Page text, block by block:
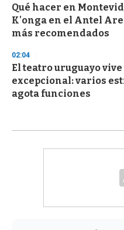
Qué hacer en
K'onga en el Antel
más recomendados
02:04
El teatro uruguayo
excepcional: varios
agota funciones